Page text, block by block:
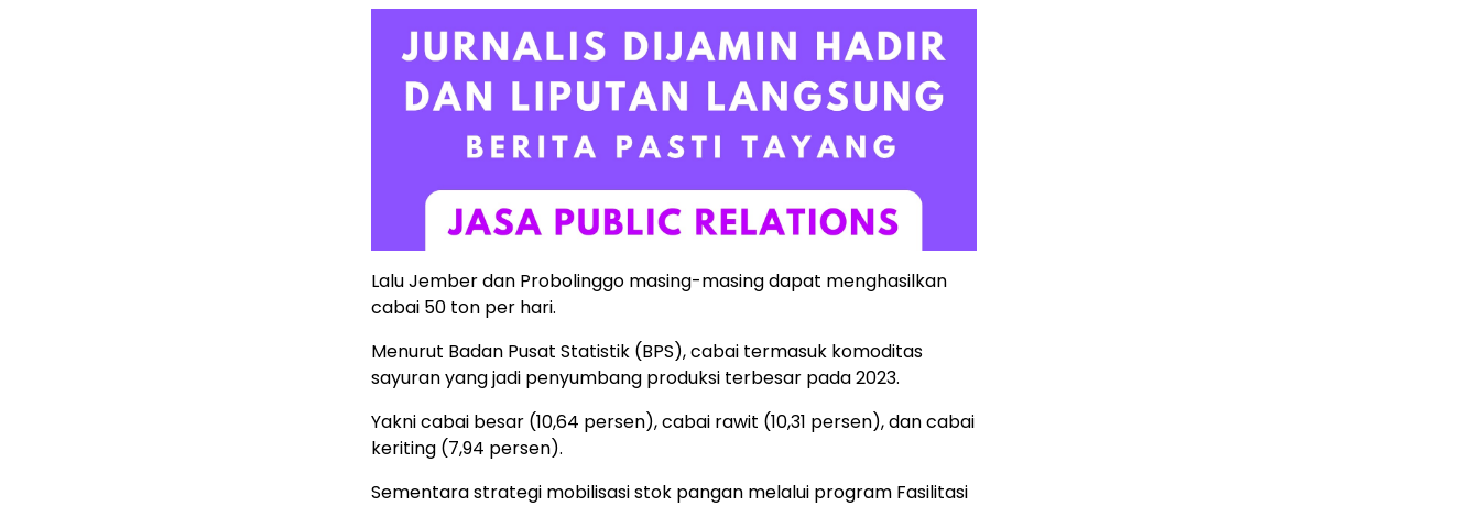
Lalu Jember dan Probolinggo masing-masing dapat menghasilkan
cabai 50 ton per hari.
Menurut Badan Pusat Statistik (BPS), cabai termasuk komoditas
sayuran yang jadi penyumbang produksi terbesar pada 2023.
Yakni cabai besar (10,64 persen), cabai rawit (10,31 persen), dan cabai
keriting (7,94 persen).
Sementara strategi mobilisasi stok pangan melalui program Fasilitasi